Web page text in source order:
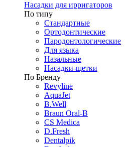
Насадки для ирригаторов
По типу
Стандартные
Ортодонтические
Пародонтологические
Для языка
Назальные
Насадки-щетки
По Бренду
Revyline
AquaJet
B.Well
Braun Oral-B
CS Medica
D.Fresh
Dentalpik